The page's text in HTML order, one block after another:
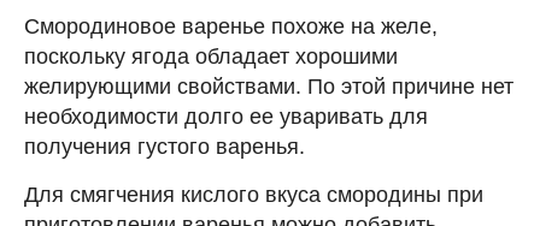
Смородиновое варенье похоже на желе,
поскольку ягода обладает хорошими
желирующими свойствами. По этой причине нет
необходимости долго ее уваривать для
получения густого варенья.
Для смягчения кислого вкуса смородины при